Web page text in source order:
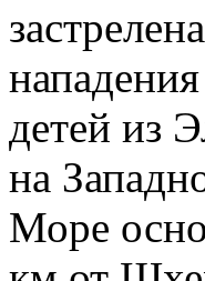
детей из
на
Море